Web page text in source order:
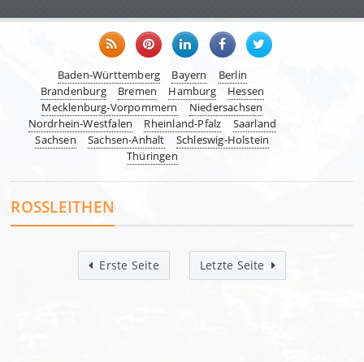
Baden-Württemberg Bayern
Berlin
Brandenburg
Bremen Hamburg
Hessen
Mecklenburg-Vorpommern
Niedersachsen
Nordrhein-Westfalen
Rheinland-Pfalz
Saarland
Sachsen
Sachsen-Anhalt
Schleswig-Holstein
Thüringen
ROSSLEITHEN
Erste Seite Letzte Seite